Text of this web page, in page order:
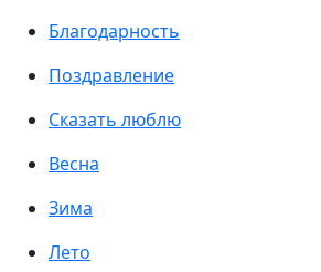
Благодарность
Поздравление
Сказать люблю
Весна
Зима
Лето